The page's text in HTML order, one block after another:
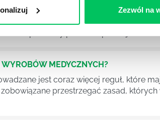
Zezwól na
Na czym dokładniej ono polega?
odpowiemy pokrótce poniżej.
MEDYCZNYCH?
jest coraz więcej reguł, które
przestrzegać zasad,